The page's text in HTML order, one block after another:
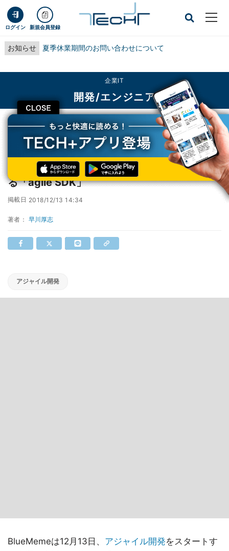
ログイン 新規会員登録
お知らせ 夏季休業期間のお問い合わせについて
CLOSE
企業IT
開発/エンジニア
TECH+ 企業IT
開発/エンジニア
BlueMeme、アジャイル開発の導入を支援する「agile SDK」
BlueMeme、アジャイル開発の導入を支援す
る「agile SDK」
掲載日 2018/12/13 14:34
著者： 早川厚志
アジャイル開発
BlueMemeは12月13日、 アジャイル開発をスタートす